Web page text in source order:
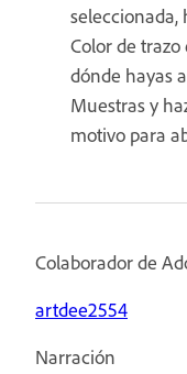
seleccionada,
Color de
dónde hayas
Muestras y
motivo para
Colaborador de
artdee2554
Narración